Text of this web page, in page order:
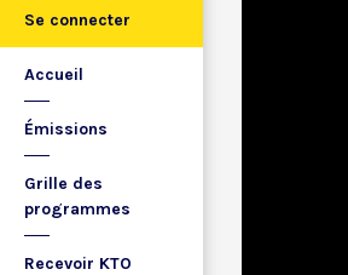
Se connecter
Accueil
Émissions
Grille des
programmes
Recevoir KTO